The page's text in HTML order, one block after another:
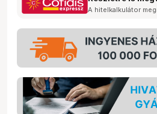
A hitelkalkulátor